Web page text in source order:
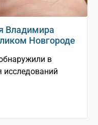
Владимира
Новгороде
в
исследований